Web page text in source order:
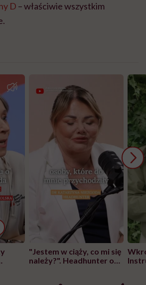
D – właściwie wszystkim
"Jestem w ciąży, co mi się
należy?". Headhunter o